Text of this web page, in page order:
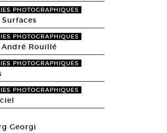
PHOTOGRAPHIQUES
Surfaces
PHOTOGRAPHIQUES
André Rouillé
PHOTOGRAPHIQUES
PHOTOGRAPHIQUES
Georgi